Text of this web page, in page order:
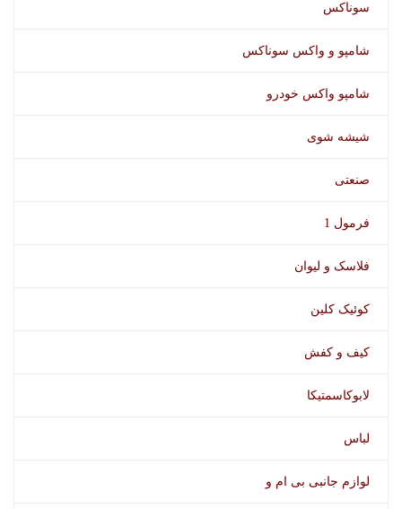
سوناکس
شامپو و واکس سوناکس
شامپو واکس خودرو
شیشه شوی
صنعتی
فرمول 1
فلاسک و لیوان
کوئیک کلین
کیف و کفش
لابوکاسمتیکا
لباس
لوازم جانبی بی ام و